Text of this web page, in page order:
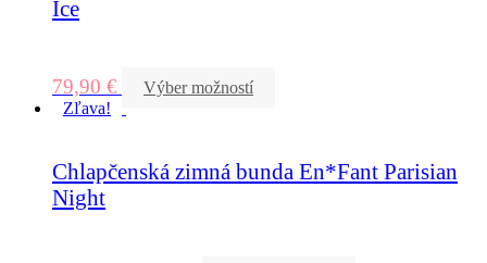
Ice
79,90 €
Výber možností
Zľava!
Chlapčenská zimná bunda En*Fant Parisian
Night